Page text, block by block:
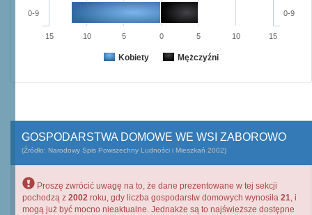
Kobiety Mężczyźni
0-9 0-9
15 10 5 0 5 10 15
GOSPODARSTWA DOMOWE WE WSI ZABOROWO
(Źródło: Narodowy Spis Powszechny Ludności i Mieszkań 2002)
Proszę zwrócić uwagę na to, że dane prezentowane w tej sekcji
pochodzą z 2002 roku, gdy liczba gospodarstw domowych wynosiła 21, i
mogą już być mocno nieaktualne. Jednakże są to najświeższe dostępne